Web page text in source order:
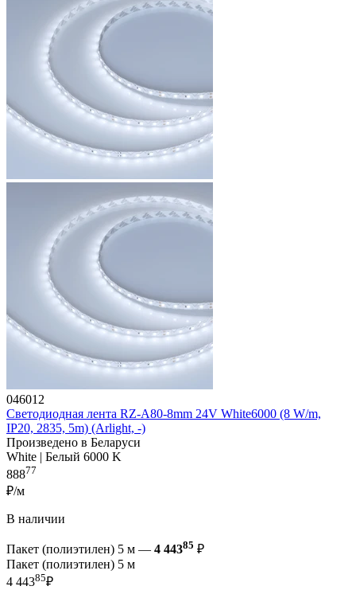
046012
Светодиодная лента RZ-A80-8mm 24V White6000 (8 W/m,
IP20, 2835, 5m) (Arlight, -)
Произведено в Беларуси
White | Белый 6000 K
88877
₽/м
В наличии
Пакет (полиэтилен) 5 м — 4 44385 ₽
Пакет (полиэтилен) 5 м
4 44385₽